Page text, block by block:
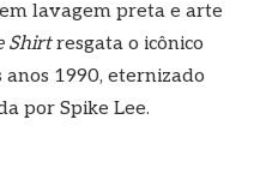
lavagem preta e arte
Shirtresgata o icônico
anos 1990, eternizado
por Spike Lee.